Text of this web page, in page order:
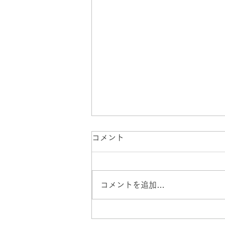
ゴーヤグリーンカーテンその
コメント
コメントを追加…